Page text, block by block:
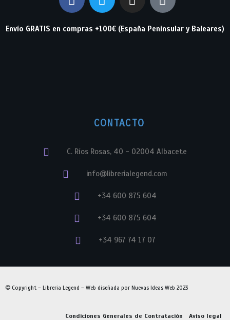
Envío GRATIS en compras +100€ (España Peninsular y Baleares)
CONTACTO
C. Ríos Rosas, 40 - 02004 Albacete
info@librerialegend.com
+34 600 875 604
+34 600 875 604
+34 967 74 17 07
© Copyright – Libreria Legend – Web diseñada por Nuevas Ideas Web 2023
Condiciones Generales de Contratación Aviso legal